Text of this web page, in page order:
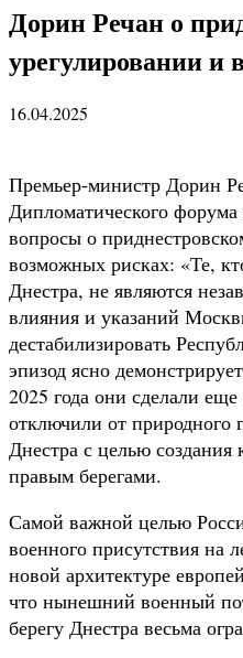
Дорин Речан о
урегулировании и
16.04.2025
Премьер-министр Дорин
Дипломатического
вопросы о
возможных рисках: «Те,
Днестра, не являются
влияния и указаний
дестабилизировать
эпизод ясно
2025 года они сделали
отключили от природного
Днестра с целью
правым берегами.
Самой важной целью
военного присутствия на
новой архитектуре
что нынешний военный
берегу Днестра весьма